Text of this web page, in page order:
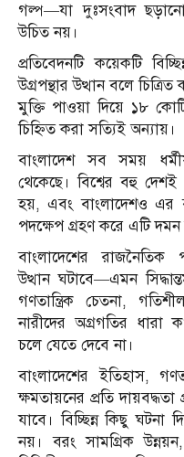
গল্প—যা দুঃসংবাদ
উচিত নয়।
প্রতিবেদনটি কয়েকটি
উগ্রপন্থার উত্থান বলে
মুক্তি পাওয়া দিয়ে ১৮
চিহ্নিত করা সত্যিই অন্যায়।
বাংলাদেশ সব সময়
থেকেছে। বিশ্বের বহু দেশই
হয়, এবং বাংলাদেশও এর
পদক্ষেপ গ্রহণ করে এটি
বাংলাদেশের রাজনৈতিক
উত্থান ঘটাবে—এমন
গণতান্ত্রিক চেতনা,
নারীদের অগ্রগতির ধারা
চলে যেতে দেবে না।
বাংলাদেশের ইতিহাস,
ক্ষমতায়নের প্রতি
যাবে। বিচ্ছিন্ন কিছু
নয়। বরং সামগ্রিক